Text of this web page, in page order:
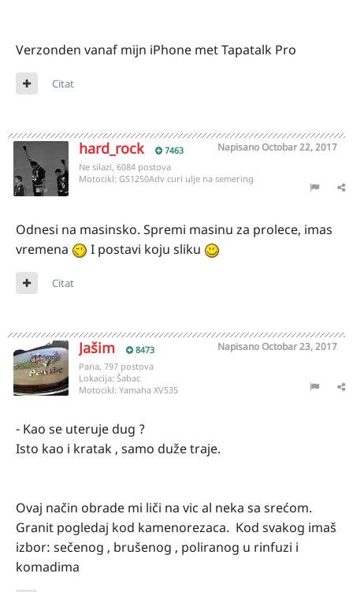
Verzonden vanaf mijn iPhone met Tapatalk Pro
Citat
hard_rock 7463 NapisanoOctobar 22, 2017
Ne silazi, 6084 postova
Motocikl: GS1250Adv curi ulje na semering
Odnesi na masinsko. Spremi masinu za prolece, imas
vremena
I postavi koju sliku
Citat
Jašim 8473 NapisanoOctobar 23, 2017
Pana, 797 postova
Lokacija: Šabac
Motocikl: Yamaha XV535
- Kao se uteruje dug ?
Isto kao i kratak , samo duže traje.
Ovaj način obrade mi liči na vic al neka sa srećom.
Granit pogledaj kod kamenorezaca. Kod svakog imaš
izbor: sečenog , brušenog , poliranog u rinfuzi i
komadima